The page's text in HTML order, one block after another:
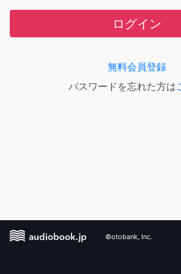
ログイン
無料会員登録
パスワードを忘れた方は
©otobank, Inc.